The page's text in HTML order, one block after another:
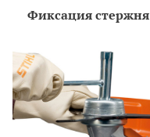
Фиксация стержня